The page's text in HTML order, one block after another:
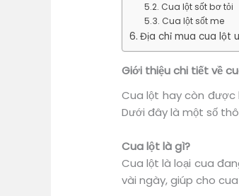
Cua lột sốt bơ tỏi
Cua lột sốt me
Địa chỉ mua cua lột
Giới thiệu chi tiết về
Cua lột hay còn được
Dưới đây là một số
Cua lột là gì?
Cua lột là loại cua
vài ngày, giúp cho